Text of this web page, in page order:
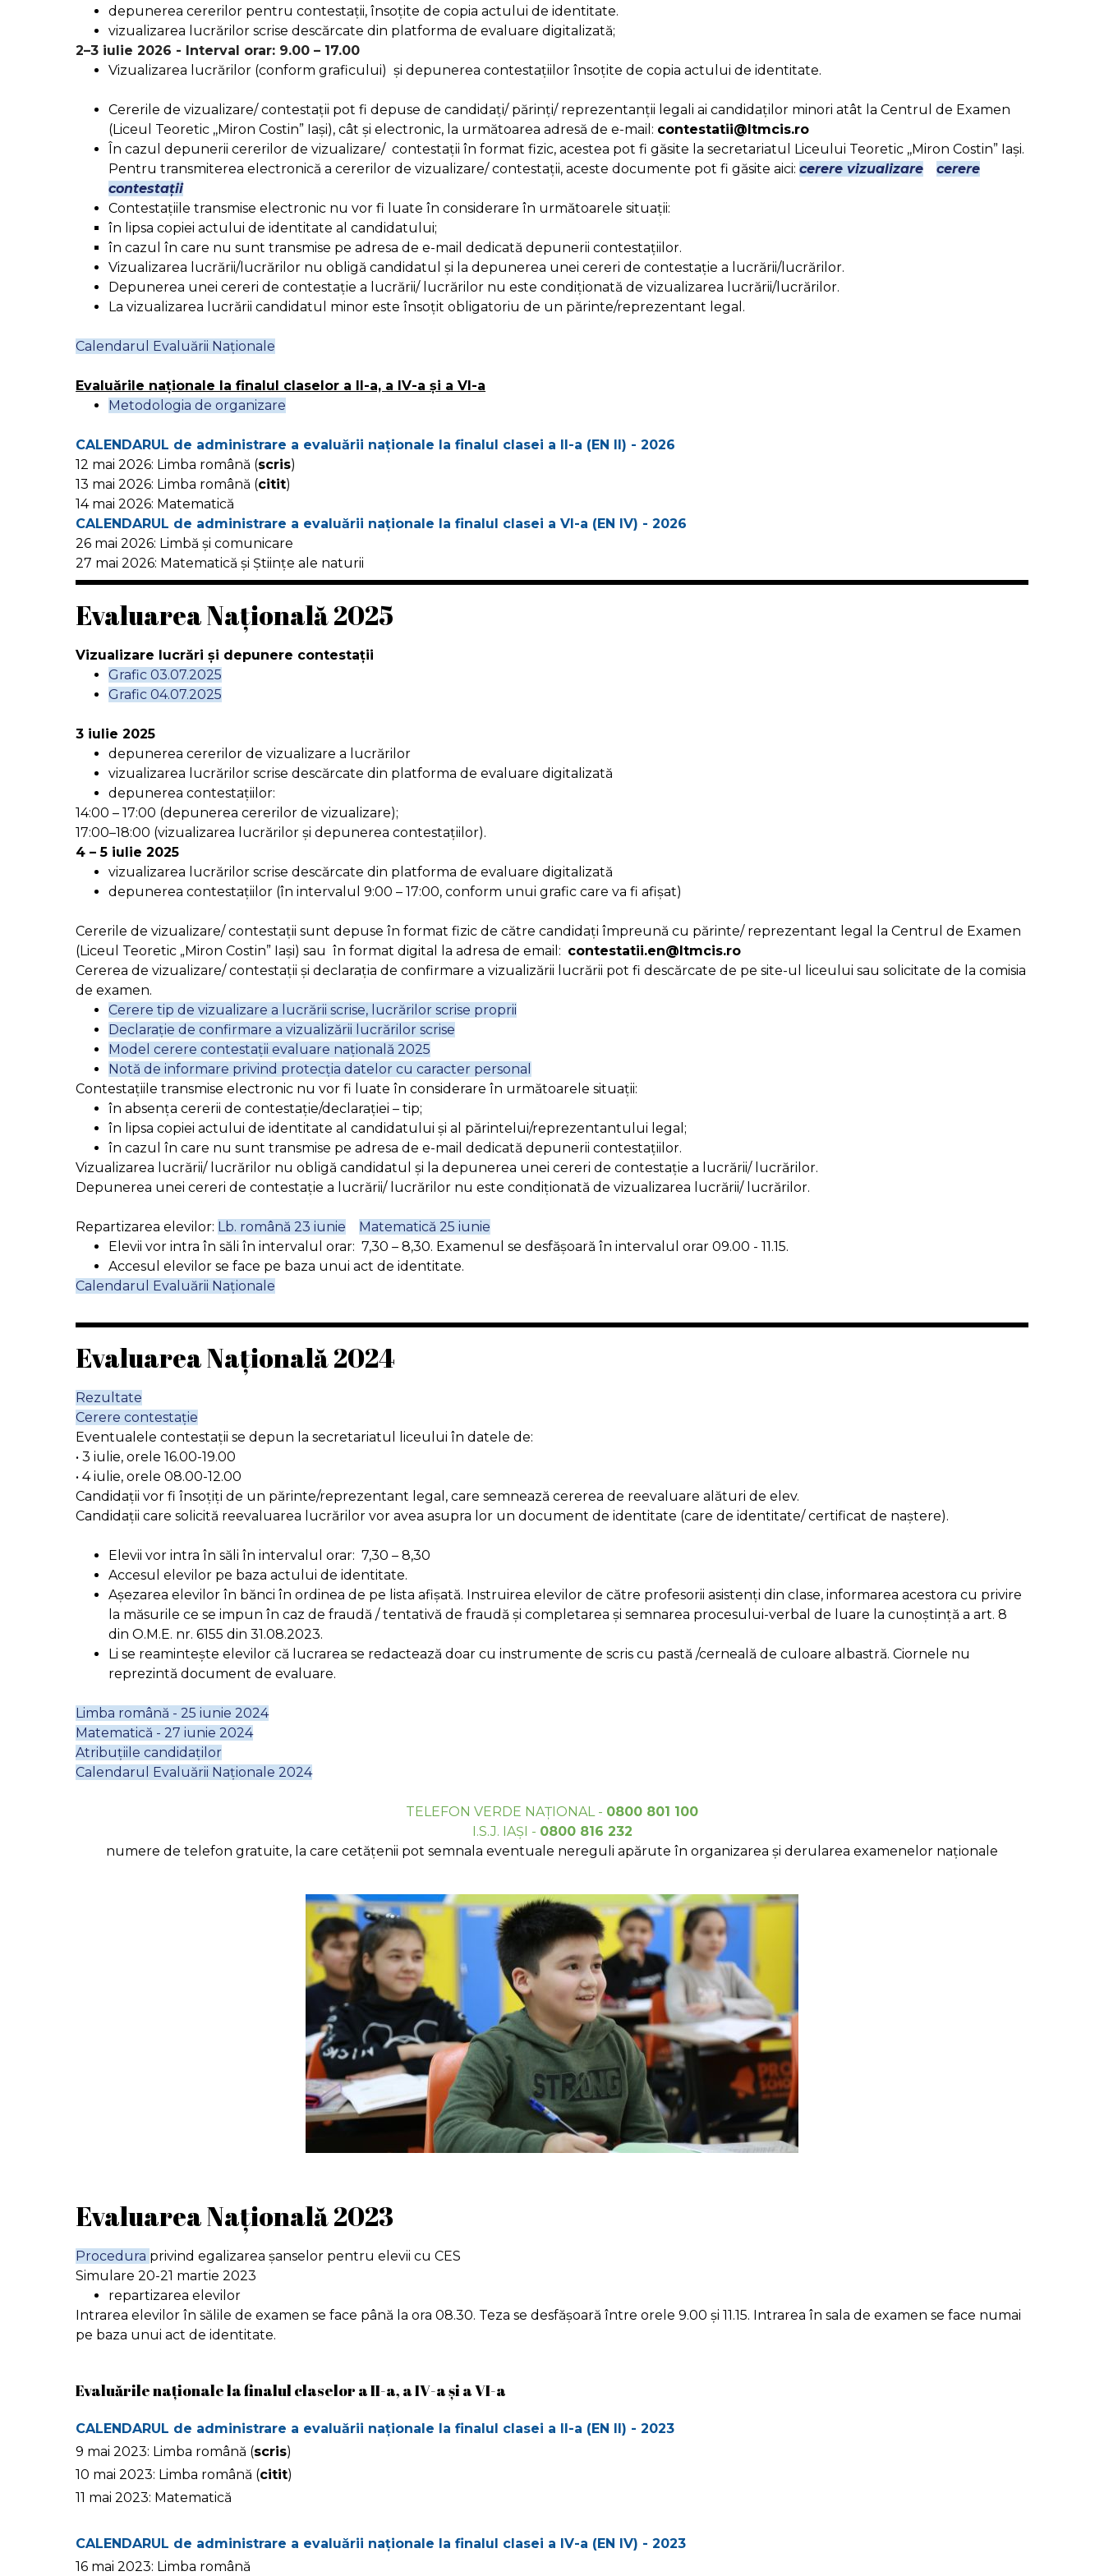
depunerea cererilor pentru contestații, însoțite de copia actului de identitate.
vizualizarea lucrărilor scrise descărcate din platforma de evaluare digitalizată;
2–3 iulie 2026 - Interval orar: 9.00 – 17.00
Vizualizarea lucrărilor (conform graficului) și depunerea contestațiilor însoțite de copia actului de identitate.
Cererile de vizualizare/ contestații pot fi depuse de candidați/ părinți/ reprezentanții legali ai candidaților minori atât la Centrul de Examen
(Liceul Teoretic ,,Miron Costin” Iași), cât și electronic, la următoarea adresă de e-mail: contestatii@ltmcis.ro
În cazul depunerii cererilor de vizualizare/ contestații în format fizic, acestea pot fi găsite la secretariatul Liceului Teoretic ,,Miron Costin” Iași.
Pentru transmiterea electronică a cererilor de vizualizare/ contestații, aceste documente pot fi găsite aici: cerere vizualizare
cerere
contestații
Contestațiile transmise electronic nu vor fi luate în considerare în următoarele situații:
în lipsa copiei actului de identitate al candidatului;
în cazul în care nu sunt transmise pe adresa de e-mail dedicată depunerii contestațiilor.
Vizualizarea lucrării/lucrărilor nu obligă candidatul și la depunerea unei cereri de contestație a lucrării/lucrărilor.
Depunerea unei cereri de contestație a lucrării/ lucrărilor nu este condiționată de vizualizarea lucrării/lucrărilor.
La vizualizarea lucrării candidatul minor este însoțit obligatoriu de un părinte/reprezentant legal.
Calendarul Evaluării Naționale
Evaluările naționale la finalul claselor a II-a, a IV-a şi a VI-a
Metodologia de organizare
CALENDARUL de administrare a evaluării naționale la finalul clasei a II-a (EN II) - 2026
12 mai 2026: Limba română (scris)
13 mai 2026: Limba română (citit)
14 mai 2026: Matematică
CALENDARUL de administrare a evaluării naționale la finalul clasei a VI-a (EN IV) - 2026
26 mai 2026: Limbă și comunicare
27 mai 2026: Matematică și Științe ale naturii
Evaluarea Națională 2025
Vizualizare lucrări și depunere contestații
Grafic 03.07.2025
Grafic 04.07.2025
3 iulie 2025
depunerea cererilor de vizualizare a lucrărilor
vizualizarea lucrărilor scrise descărcate din platforma de evaluare digitalizată
depunerea contestațiilor:
14:00 – 17:00 (depunerea cererilor de vizualizare);
17:00–18:00 (vizualizarea lucrărilor și depunerea contestațiilor).
4 – 5 iulie 2025
vizualizarea lucrărilor scrise descărcate din platforma de evaluare digitalizată
depunerea contestațiilor (în intervalul 9:00 – 17:00, conform unui grafic care va fi afișat)
Cererile de vizualizare/ contestații sunt depuse în format fizic de către candidați împreună cu părinte/ reprezentant legal la Centrul de Examen
(Liceul Teoretic „Miron Costin” Iași) sau în format digital la adresa de email: contestatii.en@ltmcis.ro
Cererea de vizualizare/ contestații și declarația de confirmare a vizualizării lucrării pot fi descărcate de pe site-ul liceului sau solicitate de la comisia
de examen.
Cerere tip de vizualizare a lucrării scrise, lucrărilor scrise proprii
Declarație de confirmare a vizualizării lucrărilor scrise
Model cerere contestații evaluare națională 2025
Notă de informare privind protecția datelor cu caracter personal
Contestațiile transmise electronic nu vor fi luate în considerare în următoarele situații:
în absența cererii de contestație/declarației – tip;
în lipsa copiei actului de identitate al candidatului și al părintelui/reprezentantului legal;
în cazul în care nu sunt transmise pe adresa de e-mail dedicată depunerii contestațiilor.
Vizualizarea lucrării/ lucrărilor nu obligă candidatul și la depunerea unei cereri de contestație a lucrării/ lucrărilor.
Depunerea unei cereri de contestație a lucrării/ lucrărilor nu este condiționată de vizualizarea lucrării/ lucrărilor.
Repartizarea elevilor: Lb. română 23 iunie
Matematică 25 iunie
Elevii vor intra în săli în intervalul orar: 7,30 – 8,30. Examenul se desfășoară în intervalul orar 09.00 - 11.15.
Accesul elevilor se face pe baza unui act de identitate.
Calendarul Evaluării Naționale
Evaluarea Națională 2024
Rezultate
Cerere contestație
Eventualele contestații se depun la secretariatul liceului în datele de:
• 3 iulie, orele 16.00-19.00
• 4 iulie, orele 08.00-12.00
Candidații vor fi însoțiți de un părinte/reprezentant legal, care semnează cererea de reevaluare alături de elev.
Candidații care solicită reevaluarea lucrărilor vor avea asupra lor un document de identitate (care de identitate/ certificat de naștere).
Elevii vor intra în săli în intervalul orar: 7,30 – 8,30
Accesul elevilor pe baza actului de identitate.
Așezarea elevilor în bănci în ordinea de pe lista afișată. Instruirea elevilor de către profesorii asistenți din clase, informarea acestora cu privire
la măsurile ce se impun în caz de fraudă / tentativă de fraudă și completarea și semnarea procesului-verbal de luare la cunoștință a art. 8
din O.M.E. nr. 6155 din 31.08.2023.
Li se reamintește elevilor că lucrarea se redactează doar cu instrumente de scris cu pastă /cerneală de culoare albastră. Ciornele nu
reprezintă document de evaluare.
Limba română - 25 iunie 2024
Matematică - 27 iunie 2024
Atribuțiile candidaților
Calendarul Evaluării Naționale 2024
TELEFON VERDE NAȚIONAL - 0800 801 100
I.S.J. IAȘI - 0800 816 232
numere de telefon gratuite, la care cetățenii pot semnala eventuale nereguli apărute în organizarea și derularea examenelor naționale
Evaluarea Națională 2023
Procedura privind egalizarea șanselor pentru elevii cu CES
Simulare 20-21 martie 2023
repartizarea elevilor
Intrarea elevilor în sălile de examen se face până la ora 08.30. Teza se desfășoară între orele 9.00 și 11.15. Intrarea în sala de examen se face numai
pe baza unui act de identitate.
Evaluările naţionale la finalul claselor a II-a, a IV-a şi a VI-a
CALENDARUL de administrare a evaluării naționale la finalul clasei a II-a (EN II) - 2023
9 mai 2023: Limba română (scris)
10 mai 2023: Limba română (citit)
11 mai 2023: Matematică
CALENDARUL de administrare a evaluării naționale la finalul clasei a IV-a (EN IV) - 2023
16 mai 2023: Limba română